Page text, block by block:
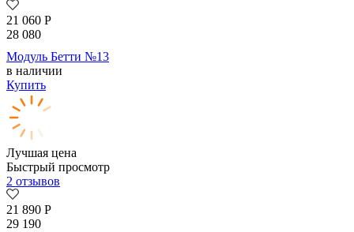
21 060 Р
28 080
Модуль Бетти №13
в наличии
Купить
Лучшая цена
Быстрый просмотр
2 отзывов
21 890 Р
29 190